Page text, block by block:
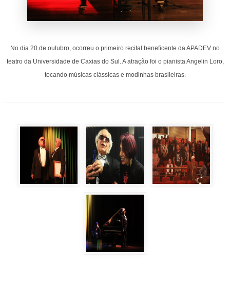
No dia 20 de outubro, ocorreu o primeiro recital beneficente da APADEV no
teatro da Universidade de Caxias do Sul. A atração foi o pianista Angelin Loro,
tocando músicas clássicas e modinhas brasileiras.